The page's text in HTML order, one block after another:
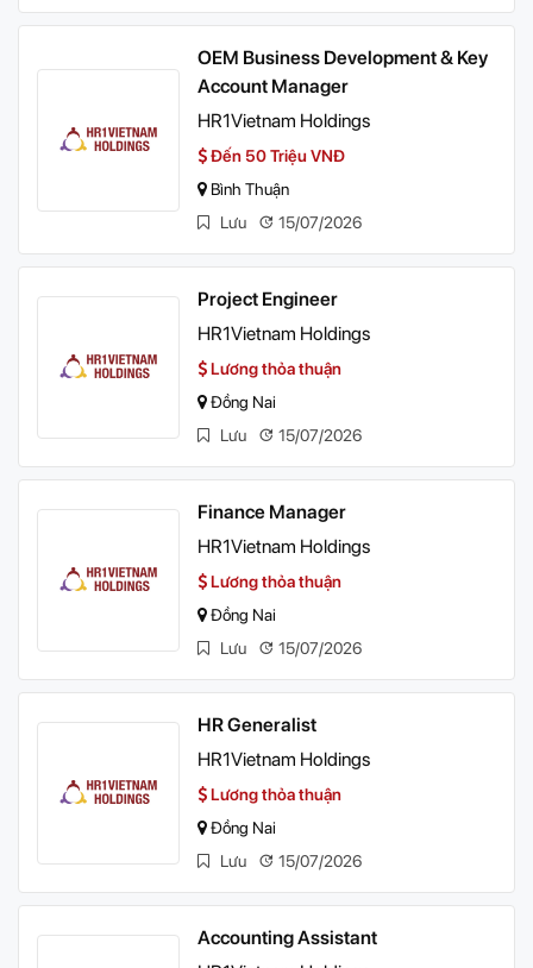
OEM Business Development & Key
Account Manager
HR1Vietnam Holdings
Đến 50 Triệu VNĐ
Bình Thuận
Lưu
15/07/2026
Project Engineer
HR1Vietnam Holdings
Lương thỏa thuận
Đồng Nai
Lưu
15/07/2026
Finance Manager
HR1Vietnam Holdings
Lương thỏa thuận
Đồng Nai
Lưu
15/07/2026
HR Generalist
HR1Vietnam Holdings
Lương thỏa thuận
Đồng Nai
Lưu
15/07/2026
Accounting Assistant